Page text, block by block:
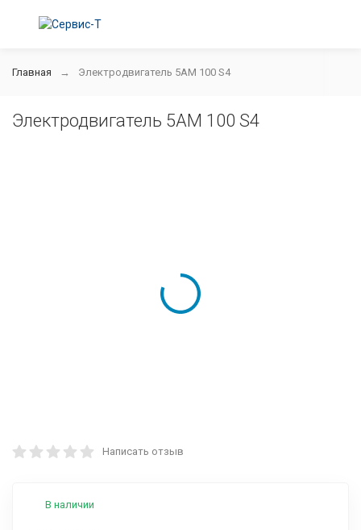
Главная Электродвигатель 5АМ 100 S4
Электродвигатель 5АМ 100 S4
Написать отзыв
В наличии